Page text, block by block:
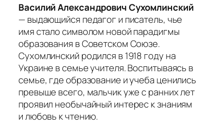
Василий Александрович Сухомлинский
— выдающийся педагог и писатель, чье
имя стало символом новой парадигмы
образования в Советском Союзе.
Сухомлинский родился в 1918 году на
Украине в семье учителя. Воспитываясь в
семье, где образование и учеба ценились
превыше всего, мальчик уже с ранних лет
проявил необычайный интерес к знаниям
и любовь к чтению.